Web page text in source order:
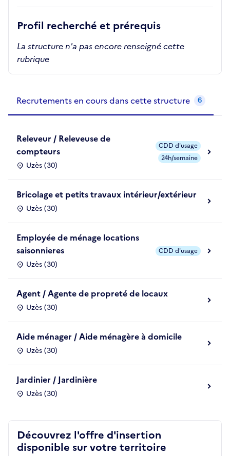
Profil recherché et prérequis
La structure n'a pas encore renseigné cette
rubrique
Recrutements en cours dans cette structure 6
Releveur / Releveuse de
compteurs
Uzès (30)
CDD d'usage
24h/semaine
Bricolage et petits travaux intérieur/extérieur
Uzès (30)
Employée de ménage locations
saisonnieres
Uzès (30)
CDD d'usage
Agent / Agente de propreté de locaux
Uzès (30)
Aide ménager / Aide ménagère à domicile
Uzès (30)
Jardinier / Jardinière
Uzès (30)
Découvrez l'offre d'insertion
disponible sur votre territoire